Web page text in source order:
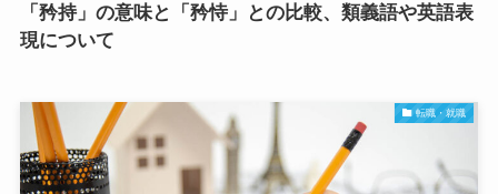
「矜持」の意味と「矜恃」との比較、類義語や英語表
現について
転職・就職